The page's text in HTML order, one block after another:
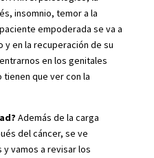
insomnio, temor a la
empoderada se va a
y en la recuperación de su
en los genitales
que ver con la
Además de la carga
del cáncer, se ve
vamos a revisar los